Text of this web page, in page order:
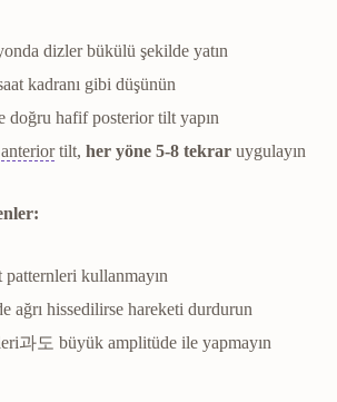
dizler bükülü şekilde yatın
kadranı gibi düşünün
doğru hafif posterior tilt yapın
anteriorAnterior Vücudun ön yüzünde yer alan.
tilt, her yöne 5-8 tekrar uygulayın
kullanmayın
ağrı hissedilirse hareketi durdurun
과도 büyük amplitüde ile yapmayın